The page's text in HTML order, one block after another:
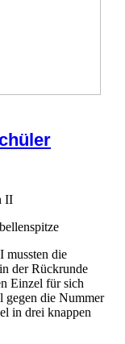
II
mussten die
der Rückrunde
Einzel für sich
gegen die Nummer
in drei knappen